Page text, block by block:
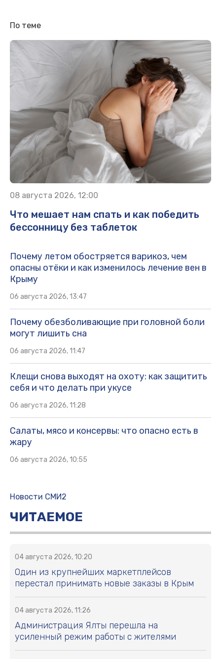
По теме
08 августа 2026, 12:00
Что мешает нам спать и как победить
бессонницу без таблеток
Почему летом обостряется варикоз, чем
опасны отёки и как изменилось лечение вен в
Крыму
06 августа 2026, 13:47
Почему обезболивающие при головной боли
могут лишить сна
06 августа 2026, 11:47
Клещи снова выходят на охоту: как защитить
себя и что делать при укусе
06 августа 2026, 11:28
Салаты, мясо и консервы: что опасно есть в
жару
06 августа 2026, 10:55
Новости СМИ2
ЧИТАЕМОЕ
04 августа 2026, 10:20
Один из крупнейших маркетплейсов
перестал принимать новые заказы в Крым
04 августа 2026, 11:26
Администрация Ялты перешла на
усиленный режим работы с жителями